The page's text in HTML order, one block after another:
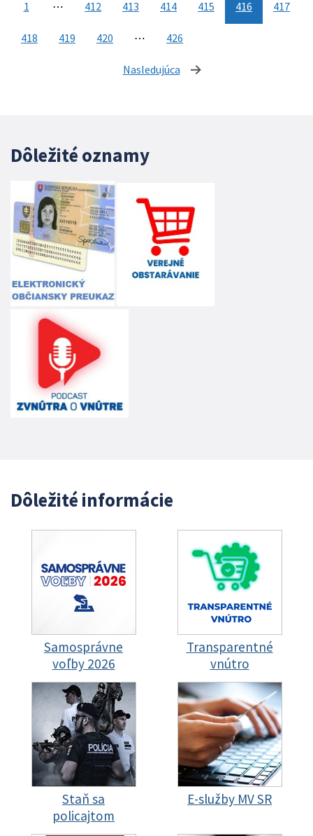
1 ⋯ 412 413 414 415 416 417
418 419 420 ⋯ 426
Nasledujúca stránka
Dôležité oznamy
Dôležité informácie
Samosprávne
voľby 2026
Transparentné
vnútro
Staň sa
policajtom
E-služby MV SR